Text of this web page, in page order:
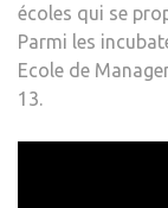
écoles qui se
Parmi les
Ecole de
13.